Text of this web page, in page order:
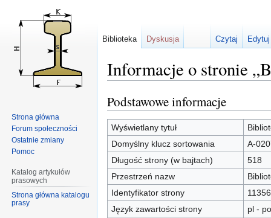
Informacje o stronie
Przejdź
do
nawigacji
Przejdź
do
wyszukiwania
Podstawowe informacje
Wyświetlany tytuł
Domyślny klucz sortowania
A-
Długość strony (w bajtach)
518
Przestrzeń nazw
Identyfikator strony
11356
Język zawartości strony
pl -
Biblioteka Dyskusja Czytaj
Strona główna
Forum społeczności
Ostatnie zmiany
Pomoc
Katalog artykułów
prasowych
Strona główna katalogu
prasy